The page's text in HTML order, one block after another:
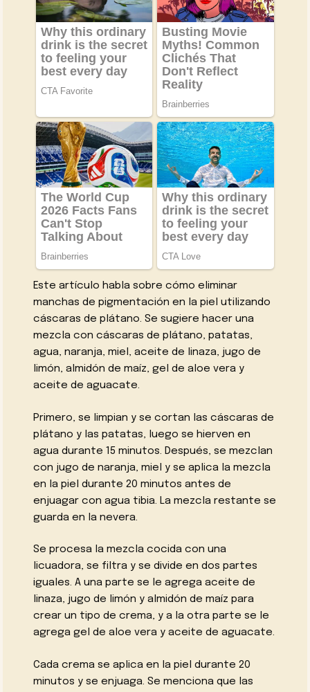
Este artículo habla sobre cómo eliminar
manchas de pigmentación en la piel utilizando
cáscaras de plátano. Se sugiere hacer una
mezcla con cáscaras de plátano, patatas,
agua, naranja, miel, aceite de linaza, jugo de
limón, almidón de maíz, gel de aloe vera y
aceite de aguacate.
Primero, se limpian y se cortan las cáscaras de
plátano y las patatas, luego se hierven en
agua durante 15 minutos. Después, se mezclan
con jugo de naranja, miel y se aplica la mezcla
en la piel durante 20 minutos antes de
enjuagar con agua tibia. La mezcla restante se
guarda en la nevera.
Se procesa la mezcla cocida con una
licuadora, se filtra y se divide en dos partes
iguales. A una parte se le agrega aceite de
linaza, jugo de limón y almidón de maíz para
crear un tipo de crema, y a la otra parte se le
agrega gel de aloe vera y aceite de aguacate.
Cada crema se aplica en la piel durante 20
minutos y se enjuaga. Se menciona que las